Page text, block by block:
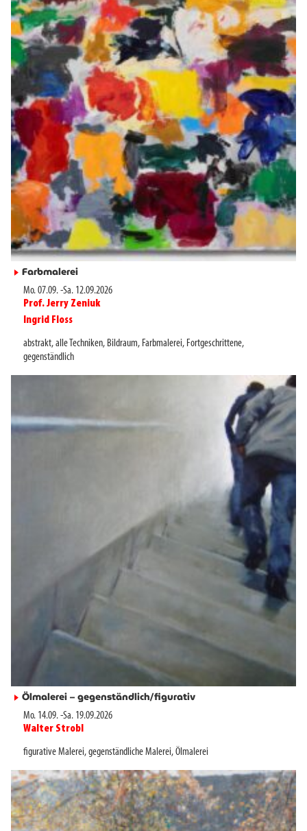
► Farbmalerei
Mo. 07.09.-Sa. 12.09.2026
Prof. Jerry Zeniuk
Ingrid Floss
abstrakt,alle Techniken, Bildraum, Farbmalerei, Fortgeschrittene,
gegenständlich
► Ölmalerei – gegenständlich/figurativ
Mo. 14.09.-Sa. 19.09.2026
Walter Strobl
figurative Malerei,gegenständliche Malerei,Ölmalerei